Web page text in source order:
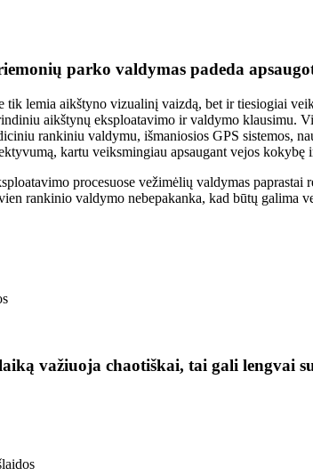
parko valdymas padeda
tik lemia aikštyno vizualinį vaizdą, bet ir tiesiogiai
aikštynų eksploatavimo ir valdymo klausimu.
rankiniu valdymu, išmaniosios GPS sistemos,
kartu veiksmingiau apsaugant vejos kokybę
procesuose vežimėlių valdymas
rankinio valdymo nebepakanka, kad būtų galima
važiuoja chaotiškai, tai gali lengvai